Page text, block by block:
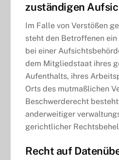
zuständigen
Im Falle von Verstößen
steht den Betroffenen
bei einer
dem Mitgliedstaat ihres
Aufenthalts, ihres
Orts des mutmaßlichen
Beschwerderecht
anderweitiger
gerichtlicher
Recht auf